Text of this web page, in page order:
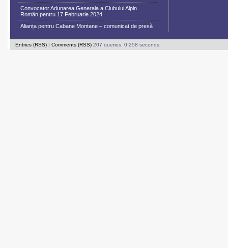
Convocator Adunarea Generala a Clubului Alpin
Român pentru 17 Februarie 2024
Alianța pentru Cabane Montane – comunicat de presă
Entries (RSS) | Comments (RSS) 207 queries. 0.258 seconds.